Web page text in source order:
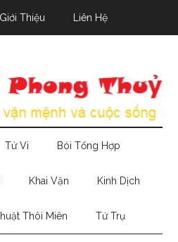
Giới Thiệu Liên Hệ
Tử Vi Bói Tổng Hợp
Khai Vận Kinh Dịch
Thôi Miên Tứ Trụ